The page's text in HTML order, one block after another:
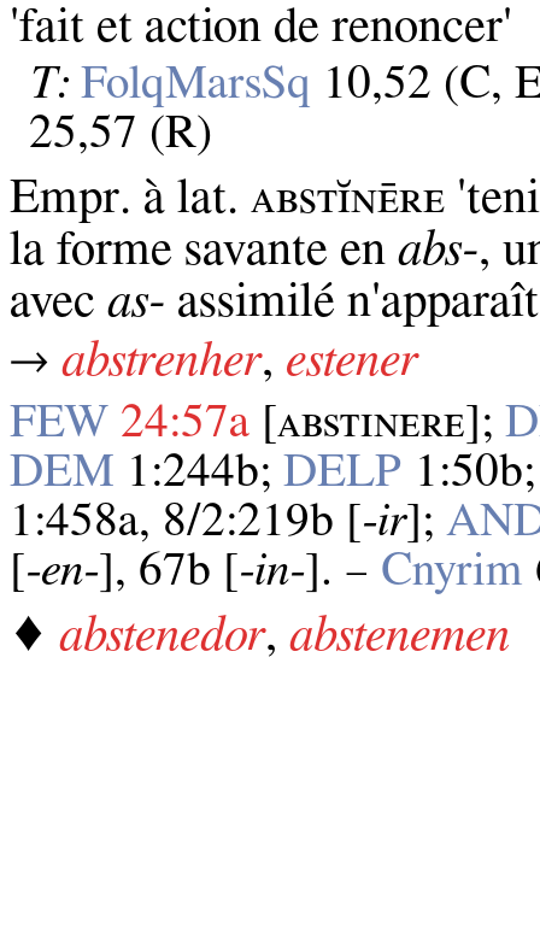
'fait et action de renoncer'
T: FolqMarsSq 10,52 (C,
25,57 (R)
Empr. à lat. ᴀʙѕᴛɪ̆ɴᴇ̄ʀᴇ
la forme savante en abs‑,
avec as‑ assimilé
→ abstrenher, estener
FEW 24:57a [ᴀʙѕᴛɪɴᴇʀᴇ];
DEM 1:244b; DELP
1:458a, 8/2:219b [‑ir];
[‑en‑], 67b [‑in‑]. – Cnyrim
♦ abstenedor, abstenemen